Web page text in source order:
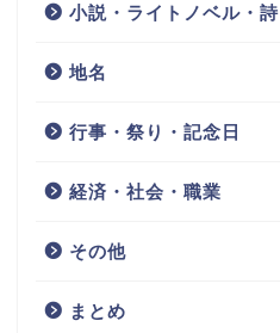
小説・ライトノベル・詩
地名
行事・祭り・記念日
経済・社会・職業
その他
まとめ